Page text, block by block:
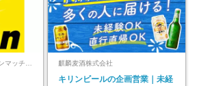
株式会社ニコン【ポジションマッチ登録】 麒麟麦酒株式会社
キリンビールの企画営業｜未経